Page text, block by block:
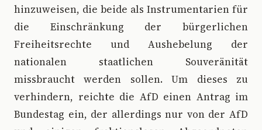
hinzuweisen, die beide als Instrumentarien für
die Einschränkung der bürgerlichen
Freiheitsrechte und Aushebelung der
nationalen staatlichen Souveränität
missbraucht werden sollen. Um dieses zu
verhindern, reichte die AfD einen Antrag im
Bundestag ein, der allerdings nur von der AfD